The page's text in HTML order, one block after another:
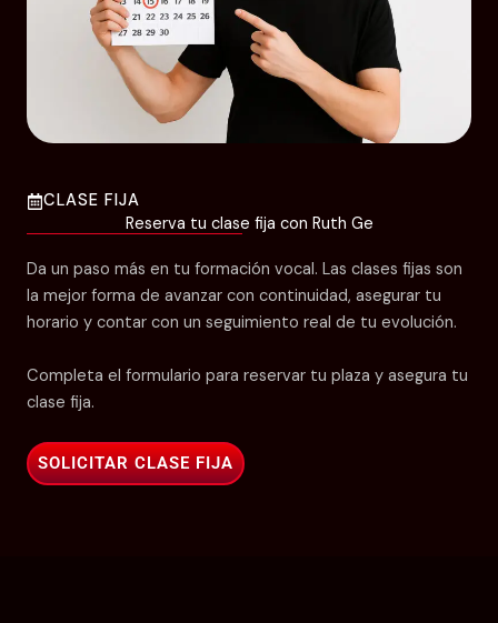
CLASE FIJA
Reserva tu clase fija con Ruth Ge
Da un paso más en tu formación vocal. Las clases fijas son
la mejor forma de avanzar con continuidad, asegurar tu
horario y contar con un seguimiento real de tu evolución.
Completa el formulario para reservar tu plaza y asegura tu
clase fija.
SOLICITAR CLASE FIJA